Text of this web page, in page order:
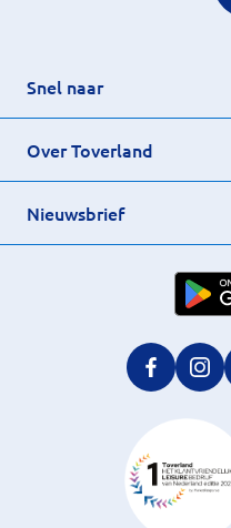
Snel naar
Over Toverland
Nieuwsbrief